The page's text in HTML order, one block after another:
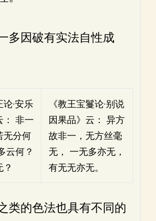
多因破有实法自性成
论·安乐
： 非一
无分何
云何？
《教王宝鬘论·别说
因果品》云： 异方
故非一，无方丝毫
无， 一无多亦无，
有无无亦无。
类的色法也具有不同的